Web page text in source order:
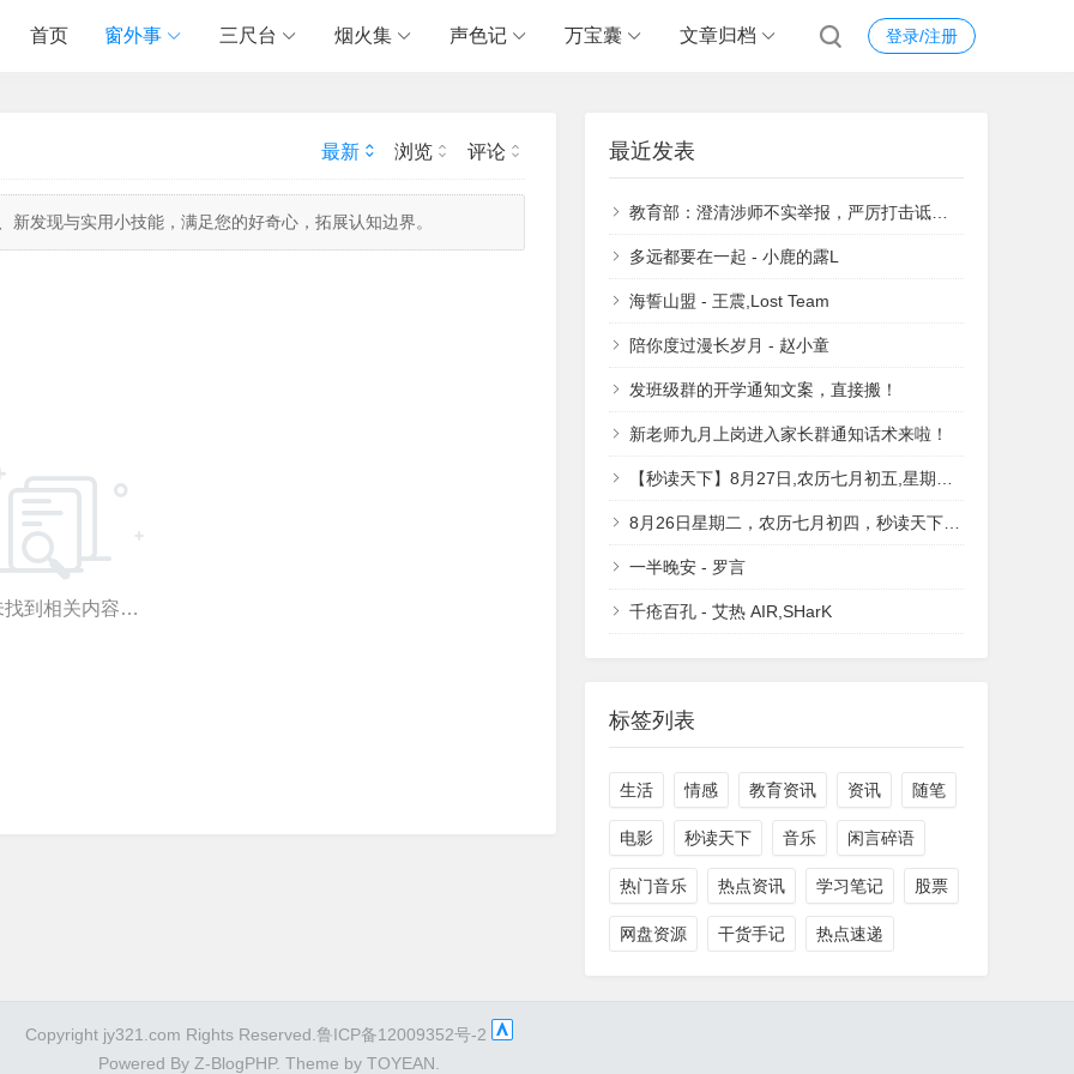
登录/注册
首页 窗外事 三尺台 烟火集 声色记 万宝囊 文章归档
最新 浏览 评论
发现与实用小技能，满足您的好奇心，拓展认知边界。
找到相关内容…
最近发表
教育部：澄清涉师不实举报，严厉打击诋毁、污名教师等违法行为
多远都要在一起 - 小鹿的露L
海誓山盟 - 王震,Lost Team
陪你度过漫长岁月 - 赵小童
发班级群的开学通知文案，直接搬！
新老师九月上岗进入家长群通知话术来啦！
【秒读天下】8月27日,农历七月初五,星期三, 生活愉快 万事顺意!
8月26日星期二，农历七月初四，秒读天下，祝大家工作愉快，万事顺意！
一半晚安 - 罗言
千疮百孔 - 艾热 AIR,SHarK
标签列表
生活 情感 教育资讯 资讯 随笔
电影 秒读天下 音乐 闲言碎语
热门音乐 热点资讯 学习笔记 股票
网盘资源 干货手记 热点速递
Copyright jy321.com Rights Reserved.鲁ICP备12009352号-2
Powered By Z-BlogPHP. Theme by TOYEAN